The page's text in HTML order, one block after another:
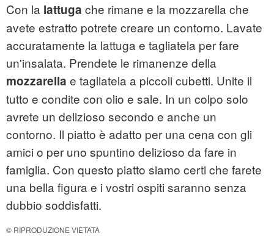
Con la lattuga che rimane e la mozzarella che
avete estratto potrete creare un contorno. Lavate
accuratamente la lattuga e tagliatela per fare
un'insalata. Prendete le rimanenze della
mozzarella e tagliatela a piccoli cubetti. Unite il
tutto e condite con olio e sale. In un colpo solo
avrete un delizioso secondo e anche un
contorno. Il piatto è adatto per una cena con gli
amici o per uno spuntino delizioso da fare in
famiglia. Con questo piatto siamo certi che farete
una bella figura e i vostri ospiti saranno senza
dubbio soddisfatti.
© RIPRODUZIONE VIETATA